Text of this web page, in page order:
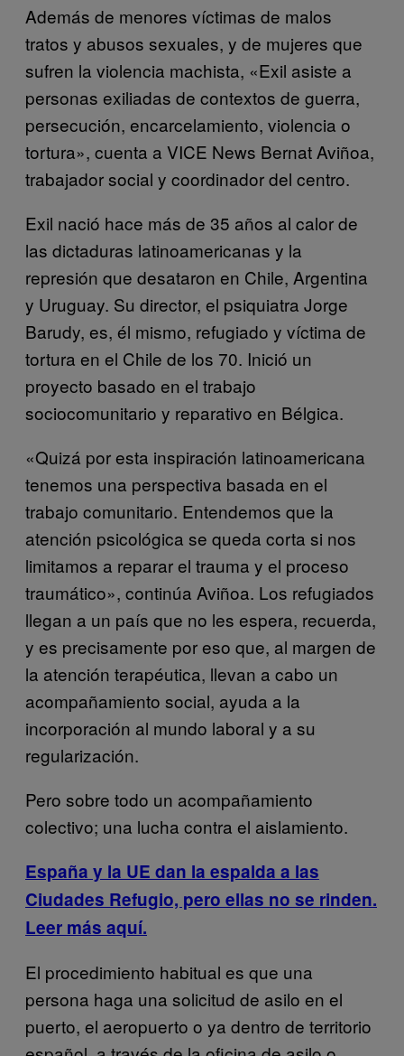
Además de menores víctimas de malos
tratos y abusos sexuales, y de mujeres que
sufren la violencia machista, «Exil asiste a
personas exiliadas de contextos de guerra,
persecución, encarcelamiento, violencia o
tortura», cuenta a VICE News Bernat Aviñoa,
trabajador social y coordinador del centro.
Exil nació hace más de 35 años al calor de
las dictaduras latinoamericanas y la
represión que desataron en Chile, Argentina
y Uruguay. Su director, el psiquiatra Jorge
Barudy, es, él mismo, refugiado y víctima de
tortura en el Chile de los 70. Inició un
proyecto basado en el trabajo
sociocomunitario y reparativo en Bélgica.
«Quizá por esta inspiración latinoamericana
tenemos una perspectiva basada en el
trabajo comunitario. Entendemos que la
atención psicológica se queda corta si nos
limitamos a reparar el trauma y el proceso
traumático», continúa Aviñoa. Los refugiados
llegan a un país que no les espera, recuerda,
y es precisamente por eso que, al margen de
la atención terapéutica, llevan a cabo un
acompañamiento social, ayuda a la
incorporación al mundo laboral y a su
regularización.
Pero sobre todo un acompañamiento
colectivo; una lucha contra el aislamiento.
España y la UE dan la espalda a las
Ciudades Refugio, pero ellas no se rinden.
Leer más aquí.
El procedimiento habitual es que una
persona haga una solicitud de asilo en el
puerto, el aeropuerto o ya dentro de territorio